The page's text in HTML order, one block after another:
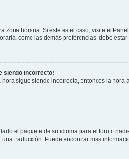
zona horaria. Si este es el caso, visite el
como las demás preferencias, debe
siendo incorrecto!
sigue siendo incorrecta, entonces la
el paquete de su idioma para el foro o
traducción. Puede encontrar más